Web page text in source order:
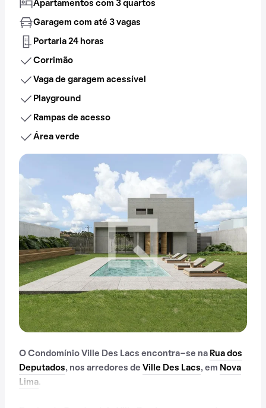
Apartamentos com 3 quartos
Garagem com até 3 vagas
Portaria 24 horas
Corrimão
Vaga de garagem acessível
Playground
Rampas de acesso
Área verde
O Condomínio Ville Des Lacs encontra-se na Rua dos
Deputados, nos arredores de Ville Des Lacs, em Nova
Lima.